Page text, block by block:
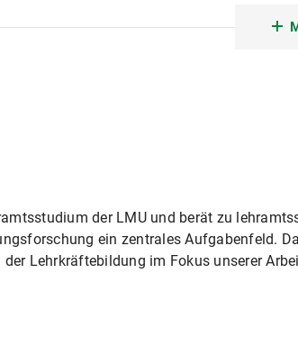
der LMU und berät zu
ein zentrales Aufgabenfeld.
Lehrkräftebildung im Fokus unserer